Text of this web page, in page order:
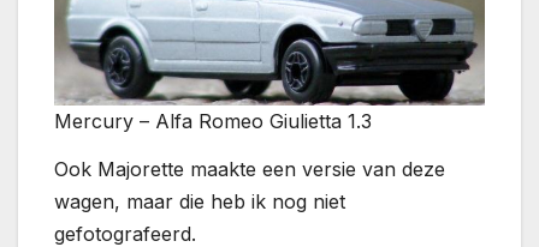
Mercury – Alfa Romeo Giulietta 1.3
Ook Majorette maakte een versie van deze
wagen, maar die heb ik nog niet
gefotografeerd.